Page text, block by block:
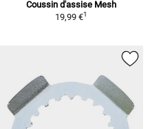
Coussin d'assise Mesh
19,99 €1